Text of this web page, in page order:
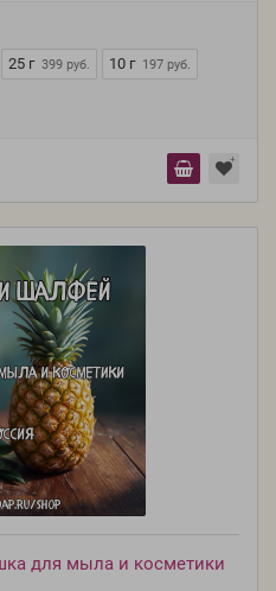
25 г 399 руб. 10 г 197 руб.
для мыла и косметики